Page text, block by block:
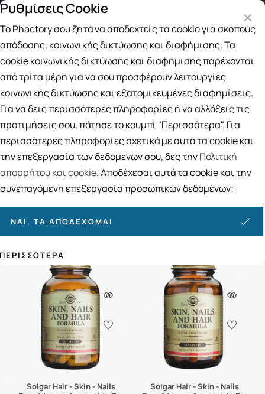
άνω των 49€ Παραλαβή από το Κατάστημα
Αναζήτηση
Αρχική / ΔΕΡΜΟΚΑΛΛΥΝΤΙΚΑ / Περιποίηση Σώματος
Περιποίηση Νυχιών
Περιποίηση Νυχιών
142ΠΡΟΪΟΝΤΑ
Ταξινόμηση Προβολή
1 2
Solgar Hair - Skin - Nails
Solgar Hair - Skin - Nails
Ρυθμίσεις Cookie
Το Phactory σου ζητά να αποδεχτείς τα cookie για σκοπούς
απόδοσης, κοινωνικής δικτύωσης και διαφήμισης. Τα
cookie κοινωνικής δικτύωσης και διαφήμισης παρέχονται
από τρίτα μέρη για να σου προσφέρουν λειτουργίες
κοινωνικής δικτύωσης και εξατομικευμένες διαφημίσεις.
Για να δεις περισσότερες πληροφορίες ή να αλλάξεις τις
προτιμήσεις σου, πάτησε το κουμπί "Περισσότερα". Για
περισσότερες πληροφορίες σχετικά με αυτά τα cookie και
την επεξεργασία των δεδομένων σου, δες τηνΠολιτική
απορρήτου και cookie. Αποδέχεσαι αυτά τα cookie και την
συνεπαγόμενη επεξεργασία προσωπικών δεδομένων;
ΝΑΙ, ΤΑ ΑΠΟΔΈΧΟΜΑΙ
ΠΕΡΙΣΣΌΤΕΡΑ